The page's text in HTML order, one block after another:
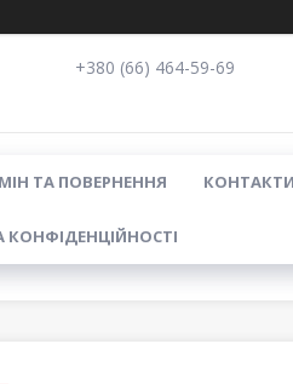
+380 (66) 464-59-69
ТА ПОВЕРНЕННЯ КОНТАКТИ
КОНФІДЕНЦІЙНОСТІ